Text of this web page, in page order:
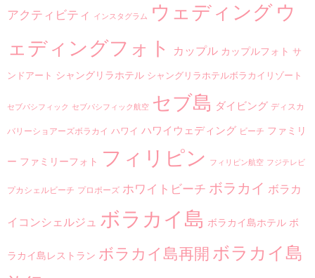
アクティビティ インスタグラム ウェディング ウ
ェディングフォト
カップル カップルフォト サ
ンドアート シャングリラホテル シャングリラホテルボラカイリゾート
セブパシフィック セブパシフィック航空 セブ島 ダイビング ディスカ
バリーショアーズボラカイ ハワイ ハワイウェディング ビーチ ファミリ
ー ファミリーフォト フィリピン フィリピン航空 フジテレビ
プカシェルビーチ プロポーズ ホワイトビーチ ボラカイ ボラカ
イコンシェルジュ ボラカイ島 ボラカイ島ホテル ボ
ラカイ島レストラン ボラカイ島再開 ボラカイ島